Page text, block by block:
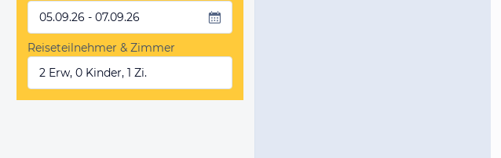
05.09.26 - 07.09.26
Reiseteilnehmer & Zimmer
2 Erw, 0 Kinder, 1 Zi.